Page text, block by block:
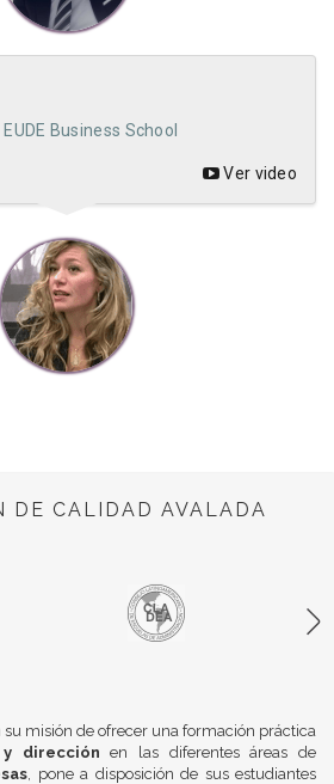
Business School
Ver video
DE CALIDAD AVALADA
su misión de ofrecer una formación práctica
dirección en las diferentes áreas de
, pone a disposición de sus estudiantes